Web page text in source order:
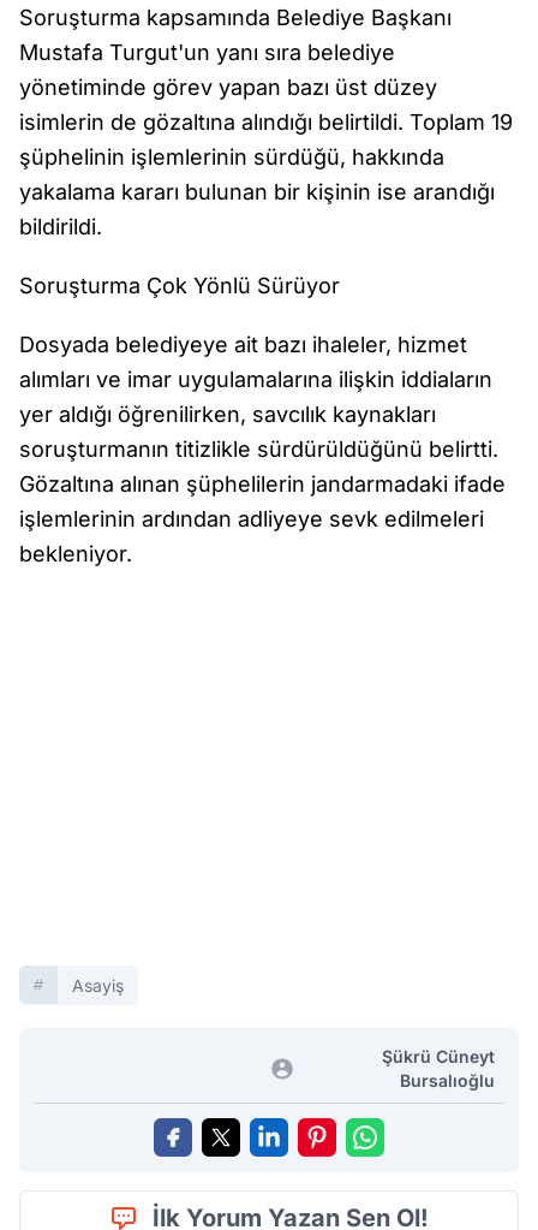
Soruşturma kapsamında Belediye Başkanı
Mustafa Turgut'un yanı sıra belediye
yönetiminde görev yapan bazı üst düzey
isimlerin de gözaltına alındığı belirtildi. Toplam 19
şüphelinin işlemlerinin sürdüğü, hakkında
yakalama kararı bulunan bir kişinin ise arandığı
bildirildi.
Soruşturma Çok Yönlü Sürüyor
Dosyada belediyeye ait bazı ihaleler, hizmet
alımları ve imar uygulamalarına ilişkin iddiaların
yer aldığı öğrenilirken, savcılık kaynakları
soruşturmanın titizlikle sürdürüldüğünü belirtti.
Gözaltına alınan şüphelilerin jandarmadaki ifade
işlemlerinin ardından adliyeye sevk edilmeleri
bekleniyor.
Asayiş
Şükrü Cüneyt
Bursalıoğlu
İlk Yorum Yazan Sen Ol!